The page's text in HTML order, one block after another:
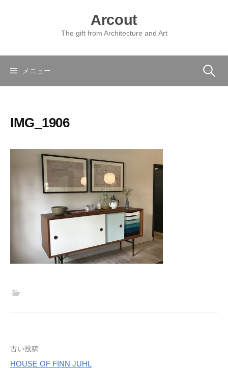
ツ
Arcout
The gift from Architecture and Art
メニュー 検
IMG_1906
投
古い投稿
HOUSE OF FINN JUHL